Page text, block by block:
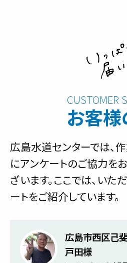
お客
広島水道センターでは、
にアンケートのご協力を
ざいます。ここでは、い
ートをご紹介しています。
広島市西区己
戸田様